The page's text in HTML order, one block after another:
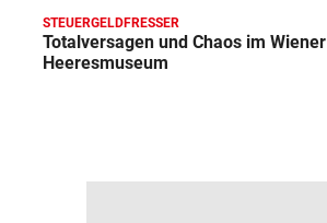
STEUERGELDFRESSER
Totalversagen und Chaos im Wiener
Heeresmuseum